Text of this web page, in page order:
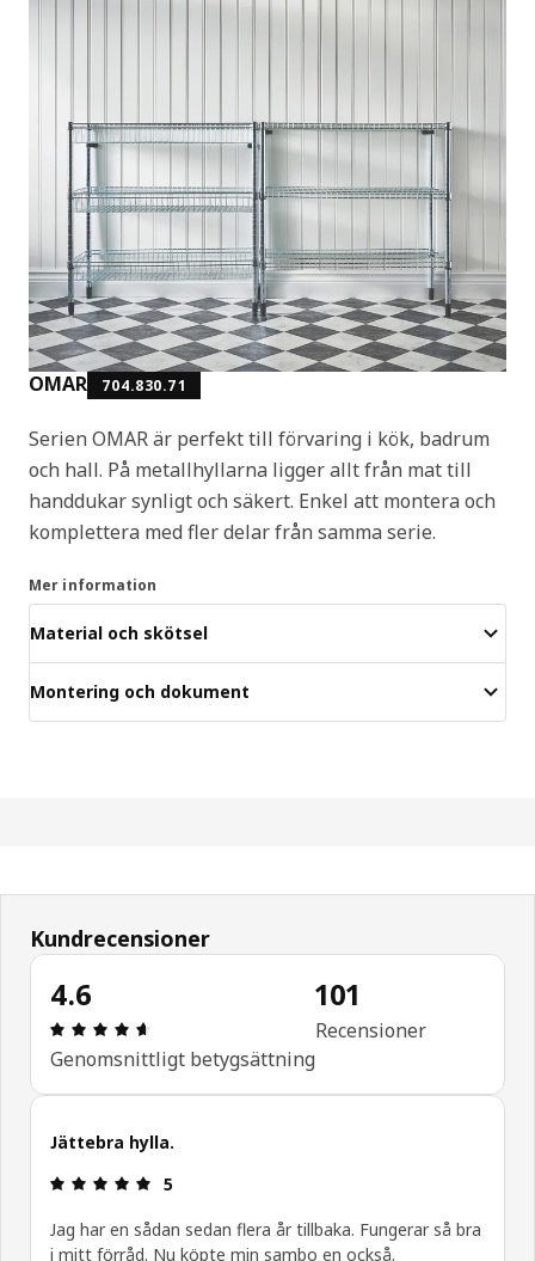
OMAR 704.830.71
Serien OMAR är perfekt till förvaring i kök, badrum
och hall. På metallhyllarna ligger allt från mat till
handdukar synligt och säkert. Enkel att montera och
komplettera med fler delar från samma serie.
Mer information
Material och skötsel
Montering och dokument
Kundrecensioner
4.6
Recension: 4.6 utav 5 stjärnor. Totalt antal
Genomsnittligt betygsättning
101
Recensioner
Jättebra hylla.
Recension: 5 utav 5 stjärnor.
5
Jag har en sådan sedan flera år tillbaka. Fungerar så bra
i mitt förråd. Nu köpte min sambo en också.